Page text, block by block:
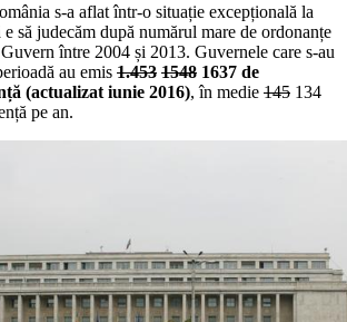
s-a aflat într-o situație excepțională la
să judecăm după numărul mare de ordonanțe
între 2004 și 2013. Guvernele care s-au
au emis 1.453 1548 1637 de
(actualizat iunie 2016), în medie 145 134
pe an.